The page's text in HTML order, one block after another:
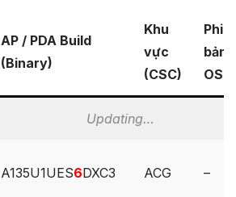
AP / PDA Build
(Binary)
Khu
vực
(CSC)
bản
OS
Updating…
A135U1UES6DXC3 ACG –